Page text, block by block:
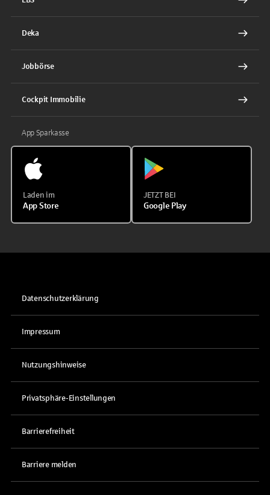
Deka
Jobbörse
Cockpit Immobilie
App Sparkasse
Laden im
App Store
JETZT BEI
Google Play
Datenschutzerklärung
Impressum
Nutzungshinweise
Privatsphäre-Einstellungen
Barrierefreiheit
Barriere melden